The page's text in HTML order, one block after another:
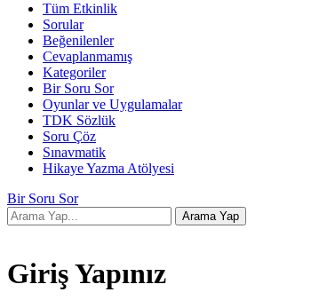
Tüm Etkinlik
Sorular
Beğenilenler
Cevaplanmamış
Kategoriler
Bir Soru Sor
Oyunlar ve Uygulamalar
TDK Sözlük
Soru Çöz
Sınavmatik
Hikaye Yazma Atölyesi
Bir Soru Sor
Giriş Yapınız